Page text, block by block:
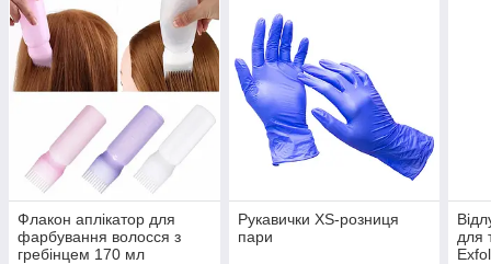
Флакон аплікатор для
фарбування волосся з
гребінцем 170 мл
Рукавички XS-розниця
пари
для